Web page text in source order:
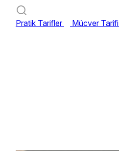
Pratik Tarifler Mücver Tarifi